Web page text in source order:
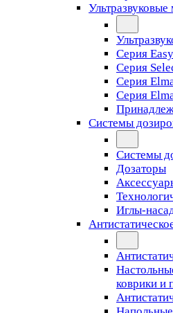
Серия Easy
Серия
Серия
Серия
Системы
Системы
Дозаторы
Иглы-
коврики и